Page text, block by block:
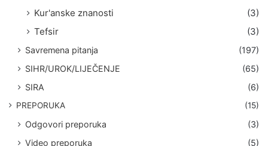
Kur'anske znanosti
(3)
Tefsir
(3)
Savremena pitanja
(197)
SIHR/UROK/LIJEČENJE
(65)
SIRA
(6)
PREPORUKA (15)
Odgovori preporuka
(3)
Video preporuka
(5)